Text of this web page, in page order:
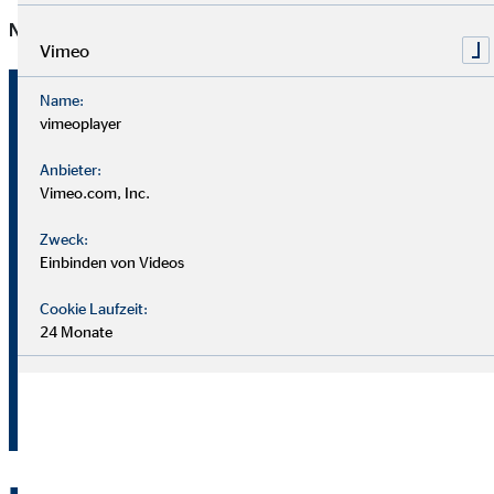
Norbert Janowski, Journalist aus Paderborn
Kai Buchholz
Landesdirektor für die OVB
32423 Minden
+49 571 3201760
+49 173 6055705
Vimeo
Name:
vimeoplayer
Anbieter:
Vimeo.com, Inc.
Zweck:
Einbinden von Videos
Cookie Laufzeit:
24 Monate